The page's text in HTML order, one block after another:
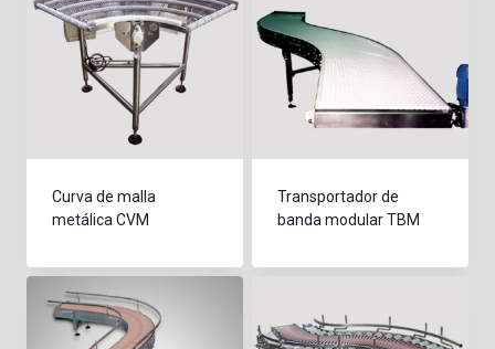
Curva de malla
metálica CVM
Transportador de
banda modular TBM